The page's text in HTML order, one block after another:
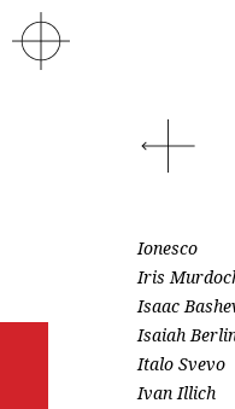
Ionesco
Iris
Isaac
Isaiah
Italo Svevo
Ivan Illich